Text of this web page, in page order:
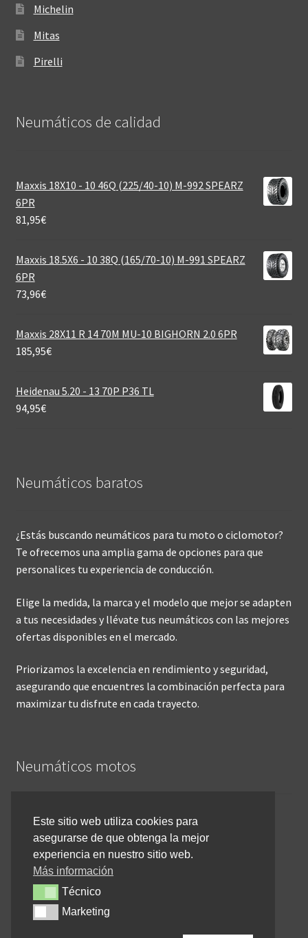
Michelin
Mitas
Pirelli
Neumáticos de calidad‎
Maxxis 18X10 - 10 46Q (225/40-10) M-992 SPEARZ
6PR
81,95€
Maxxis 18.5X6 - 10 38Q (165/70-10) M-991 SPEARZ
6PR
73,96€
Maxxis 28X11 R 14 70M MU-10 BIGHORN 2.0 6PR
185,95€
Heidenau 5.20 - 13 70P P36 TL
94,95€
Neumáticos baratos
¿Estás buscando neumáticos para tu moto o ciclomotor?
Te ofrecemos una amplia gama de opciones para que
personalices tu experiencia de conducción.
Elige la medida, la marca y el modelo que mejor se adapten
a tus necesidades y llévate tus neumáticos con las mejores
ofertas disponibles en el mercado.
Priorizamos la excelencia en rendimiento y seguridad,
asegurando que encuentres la combinación perfecta para
maximizar tu disfrute en cada trayecto.
Neumáticos motos
Inicio
Cómo comprar online
Devoluciones y reembolsos
Cancelar pedido
Contacto
Este sitio web utiliza cookies para
asegurarse de que obtenga la mejor
experiencia en nuestro sitio web.
Más información
TécnicoTécnico
MarketingMarketing